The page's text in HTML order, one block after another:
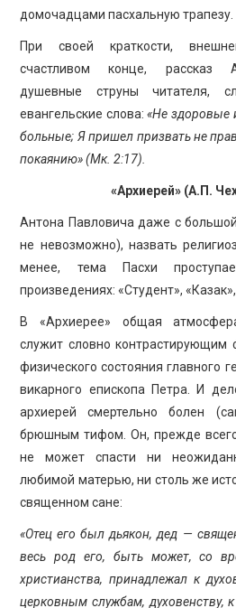
домочадцами пасхальную трапезу.
При своей краткости,
счастливом конце, рассказ
душевные струны читателя,
евангельские слова:«Не здоровые
больные; Я пришел призвать не
покаянию» (Мк. 2:17).
«Архиерей» (А.П.
Антона Павловича даже с
не невозможно), назвать
менее, тема Пасхи
произведениях: «Студент»,
В «Архиерее» общая
служит словно
физического состояния главного
викарного епископа Петра. И
архиерей смертельно болен
брюшным тифом. Он, прежде
не может спасти ни
любимой матерью, ни столь же
священном сане:
«Отец его был дьякон, дед —
весь род его, быть может, со
христианства, принадлежал к
церковным службам, духовенству,